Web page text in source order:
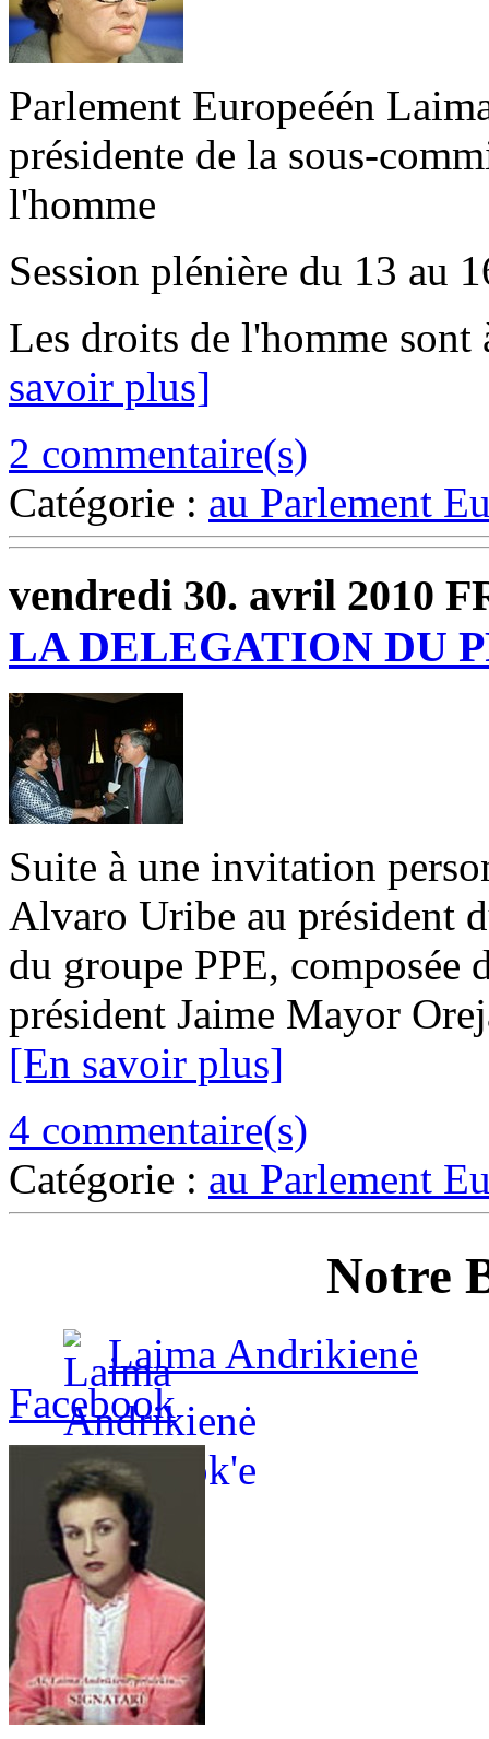
Parlement Europeéén
présidente de la sous-
l'homme
Session plénière du 13 au
Les droits de l'homme sont
savoir plus]
2 commentaire(s)
Catégorie : au Parlement
vendredi 30. avril 2010
LA DELEGATION DU
Suite à une invitation
Alvaro Uribe au président
du groupe PPE, composée
président Jaime Mayor
[En savoir plus]
4 commentaire(s)
Catégorie : au Parlement
Notre
Laima Andrikienė
Facebook